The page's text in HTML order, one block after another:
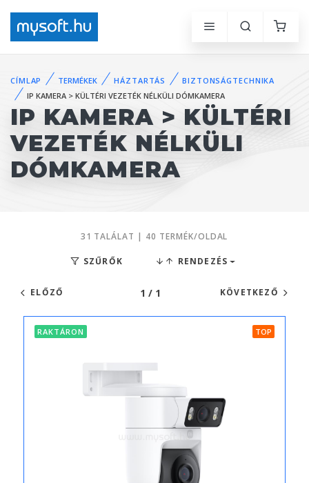
CÍMLAP TERMÉKEK HÁZTARTÁS
BIZTONSÁGTECHNIKA
IP KAMERA > KÜLTÉRI VEZETÉK NÉLKÜLI DÓMKAMERA
IP KAMERA > KÜLTÉRI
VEZETÉK NÉLKÜLI
DÓMKAMERA
31 TALÁLAT | 40 TERMÉK/OLDAL
SZŰRŐK RENDEZÉS
ELŐZŐ 1 / 1 KÖVETKEZŐ
RAKTÁRON TOP